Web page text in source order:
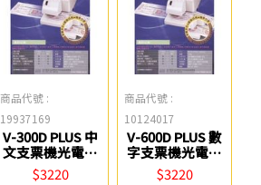
商品代號 :
19937169
V-300D PLUS 中
文支票機光電投
影微電腦 Vison
$3220
商品代號 :
10124017
V-600D PLUS 數
字支票機光電投
影微電腦 Vison
$3220